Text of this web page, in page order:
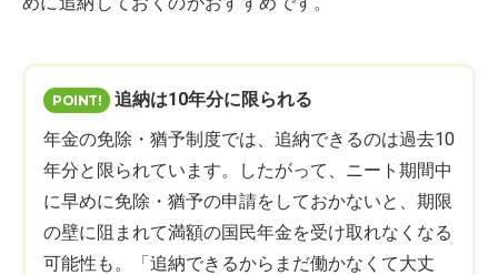
追納は10年分に限られる
年金の免除・猶予制度では、追納できるのは過去10
年分と限られています。したがって、ニート期間中
に早めに免除・猶予の申請をしておかないと、期限
の壁に阻まれて満額の国民年金を受け取れなくなる
可能性も。「追納できるからまだ働かなくて大丈